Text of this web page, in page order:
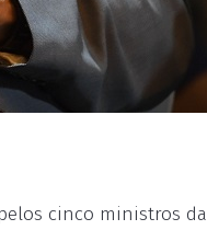
cinco ministros da